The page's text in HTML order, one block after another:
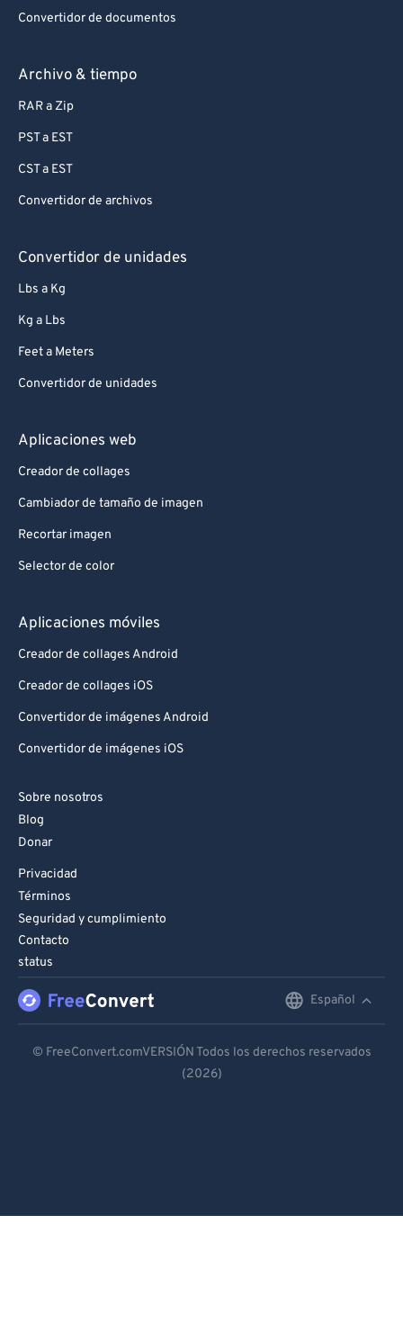
Convertidor de documentos
Archivo & tiempo
RAR a Zip
PST a EST
CST a EST
Convertidor de archivos
Convertidor de unidades
Lbs a Kg
Kg a Lbs
Feet a Meters
Convertidor de unidades
Aplicaciones web
Creador de collages
Cambiador de tamaño de imagen
Recortar imagen
Selector de color
Aplicaciones móviles
Creador de collages Android
Creador de collages iOS
Convertidor de imágenes Android
Convertidor de imágenes iOS
Sobre nosotros
Blog
Donar
Privacidad
Términos
Seguridad y cumplimiento
Contacto
status
Español
Español
© FreeConvert.comVERSIÓN Todos los derechos reservados
(2026)